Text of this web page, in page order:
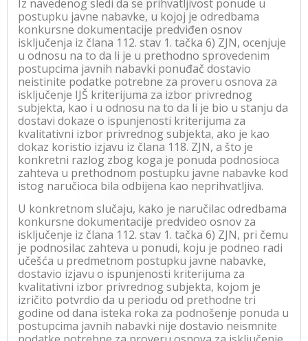
Iz navedenog sledi da se prihvatljivost ponude u
postupku javne nabavke, u kojoj je odredbama
konkursne dokumentacije predviđen osnov
isključenja iz člana 112. stav 1. tačka 6) ZJN, ocenjuje
u odnosu na to da li je u prethodno sprovedenim
postupcima javnih nabavki ponuđač dostavio
neistinite podatke potrebne za proveru osnova za
isključenje IJŠ kriterijuma za izbor privrednog
subjekta, kao i u odnosu na to da li je bio u stanju da
dostavi dokaze o ispunjenosti kriterijuma za
kvalitativni izbor privrednog subjekta, ako je kao
dokaz koristio izjavu iz člana 118. ZJN, a što je
konkretni razlog zbog koga je ponuda podnosioca
zahteva u prethodnom postupku javne nabavke kod
istog naručioca bila odbijena kao neprihvatljiva.
U konkretnom slučaju, kako je naručilac odredbama
konkursne dokumentacije predvideo osnov za
isključenje iz člana 112. stav 1. tačka 6) ZJN, pri čemu
je podnosilac zahteva u ponudi, koju je podneo radi
učešća u predmetnom postupku javne nabavke,
dostavio izjavu o ispunjenosti kriterijuma za
kvalitativni izbor privrednog subjekta, kojom je
izričito potvrdio da u periodu od prethodne tri
godine od dana isteka roka za podnošenje ponuda u
postupcima javnih nabavki nije dostavio neismnite